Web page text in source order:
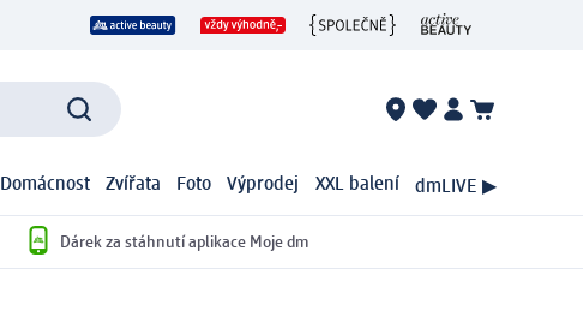
Domácnost Zvířata Foto Výprodej XXL balení dmLIVE ▶
Dárek za stáhnutí aplikace Moje dm